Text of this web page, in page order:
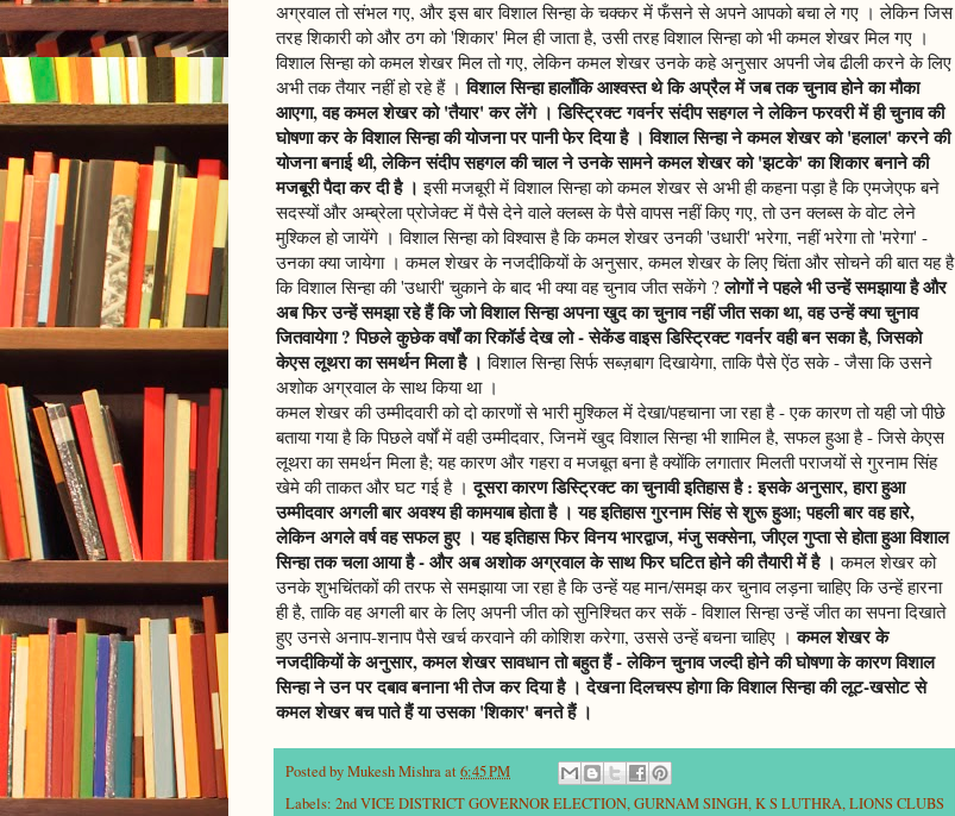
अग्रवाल तो संभल गए, और इस बार विशाल सिन्हा के चक्कर में फँसने से अपने आपको बचा ले गए । लेकिन जिस
तरह शिकारी को और ठग को 'शिकार' मिल ही जाता है, उसी तरह विशाल सिन्हा को भी कमल शेखर मिल गए ।
विशाल सिन्हा को कमल शेखर मिल तो गए, लेकिन कमल शेखर उनके कहे अनुसार अपनी जेब ढीली करने के लिए
अभी तक तैयार नहीं हो रहे हैं ।विशाल सिन्हा हालाँकि आश्वस्त थे कि अप्रैल में जब तक चुनाव होने का मौका
आएगा, वह कमल शेखर को 'तैयार' कर लेंगे । डिस्ट्रिक्ट गवर्नर संदीप सहगल ने लेकिन फरवरी में ही चुनाव की
घोषणा कर के विशाल सिन्हा की योजना पर पानी फेर दिया है । विशाल सिन्हा ने कमल शेखर को 'हलाल' करने की
योजना बनाई थी, लेकिन संदीप सहगल की चाल ने उनके सामने कमल शेखर को 'झटके' का शिकार बनाने की
मजबूरी पैदा कर दी है । इसी मजबूरी में विशाल सिन्हा को कमल शेखर से अभी ही कहना पड़ा है कि एमजेएफ बने
सदस्यों और अम्ब्रेला प्रोजेक्ट में पैसे देने वाले क्लब्स के पैसे वापस नहीं किए गए, तो उन क्लब्स के वोट लेने
मुश्किल हो जायेंगे । विशाल सिन्हा को विश्वास है कि कमल शेखर उनकी 'उधारी' भरेगा, नहीं भरेगा तो 'मरेगा' -
उनका क्या जायेगा । कमल शेखर के नजदीकियों के अनुसार, कमल शेखर के लिए चिंता और सोचने की बात यह है
कि विशाल सिन्हा की 'उधारी' चुकाने के बाद भी क्या वह चुनाव जीत सकेंगे ?लोगों ने पहले भी उन्हें समझाया है और
अब फिर उन्हें समझा रहे हैं कि जो विशाल सिन्हा अपना खुद का चुनाव नहीं जीत सका था, वह उन्हें क्या चुनाव
जितवायेगा ? पिछले कुछेक वर्षों का रिकॉर्ड देख लो - सेकेंड वाइस डिस्ट्रिक्ट गवर्नर वही बन सका है, जिसको
केएस लूथरा का समर्थन मिला है । विशाल सिन्हा सिर्फ सब्ज़बाग दिखायेगा, ताकि पैसे ऐंठ सके - जैसा कि उसने
अशोक अग्रवाल के साथ किया था ।
कमल शेखर की उम्मीदवारी को दो कारणों से भारी मुश्किल में देखा/पहचाना जा रहा है - एक कारण तो यही जो पीछे
बताया गया है कि पिछले वर्षों में वही उम्मीदवार, जिनमें खुद विशाल सिन्हा भी शामिल है, सफल हुआ है - जिसे केएस
लूथरा का समर्थन मिला है; यह कारण और गहरा व मजबूत बना है क्योंकि लगातार मिलती पराजयों से गुरनाम सिंह
खेमे की ताकत और घट गई है ।दूसरा कारण डिस्ट्रिक्ट का चुनावी इतिहास है : इसके अनुसार, हारा हुआ
उम्मीदवार अगली बार अवश्य ही कामयाब होता है । यह इतिहास गुरनाम सिंह से शुरू हुआ; पहली बार वह हारे,
लेकिन अगले वर्ष वह सफल हुए । यह इतिहास फिर विनय भारद्वाज, मंजु सक्सेना, जीएल गुप्ता से होता हुआ विशाल
सिन्हा तक चला आया है - और अब अशोक अग्रवाल के साथ फिर घटित होने की तैयारी में है । कमल शेखर को
उनके शुभचिंतकों की तरफ से समझाया जा रहा है कि उन्हें यह मान/समझ कर चुनाव लड़ना चाहिए कि उन्हें हारना
ही है, ताकि वह अगली बार के लिए अपनी जीत को सुनिश्चित कर सकें - विशाल सिन्हा उन्हें जीत का सपना दिखाते
हुए उनसे अनाप-शनाप पैसे खर्च करवाने की कोशिश करेगा, उससे उन्हें बचना चाहिए ।कमल शेखर के
नजदीकियों के अनुसार, कमल शेखर सावधान तो बहुत हैं - लेकिन चुनाव जल्दी होने की घोषणा के कारण विशाल
सिन्हा ने उन पर दबाव बनाना भी तेज कर दिया है । देखना दिलचस्प होगा कि विशाल सिन्हा की लूट-खसोट से
कमल शेखर बच पाते हैं या उसका 'शिकार' बनते हैं ।
Posted byMukesh Mishraat 6:45 PM
Labels: 2nd VICE DISTRICT GOVERNOR ELECTION,GURNAM SINGH,K S LUTHRA,LIONS CLUBS